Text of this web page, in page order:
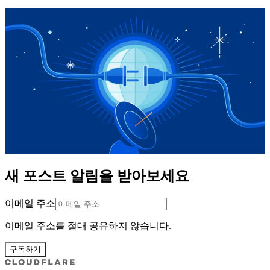
새 포스트 알림을 받아보세요
이메일 주소
이메일 주소를 절대 공유하지 않습니다.
구독하기